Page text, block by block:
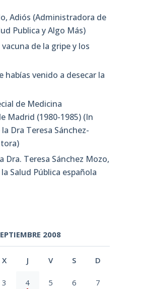
Adiós (Administradora de
Publica y Algo Más)
de la gripe y los
habías venido a desecar la
de Medicina
Madrid (1980-1985) (In
Dra Teresa Sánchez-
Dra. Teresa Sánchez Mozo,
Salud Pública española
2008
X J V S D
3 4 5 6 7